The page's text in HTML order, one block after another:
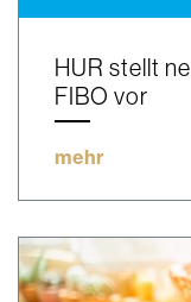
HUR stellt
FIBO vor
mehr